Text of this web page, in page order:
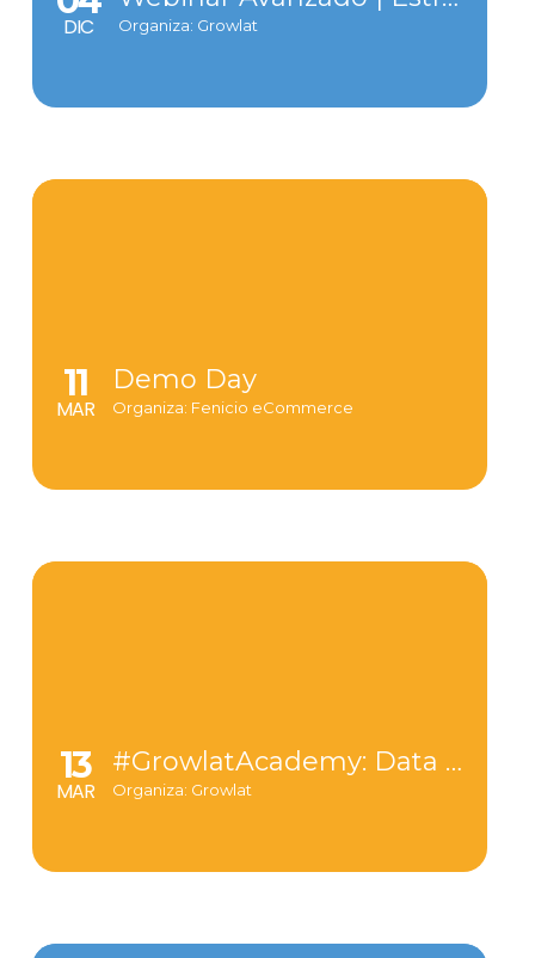
DIC Organiza: Growlat
11
MAR
Demo Day
Organiza: Fenicio eCommerce
13
MAR
#GrowlatAcademy: Data Marketing Platform
Organiza: Growlat